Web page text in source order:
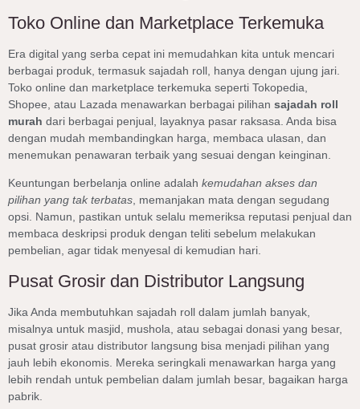
Toko Online dan Marketplace Terkemuka
Era digital yang serba cepat ini memudahkan kita untuk mencari
berbagai produk, termasuk sajadah roll, hanya dengan ujung jari.
Toko online dan marketplace terkemuka seperti Tokopedia,
Shopee, atau Lazada menawarkan berbagai pilihan sajadah roll
murah dari berbagai penjual, layaknya pasar raksasa. Anda bisa
dengan mudah membandingkan harga, membaca ulasan, dan
menemukan penawaran terbaik yang sesuai dengan keinginan.
Keuntungan berbelanja online adalah kemudahan akses dan
pilihan yang tak terbatas , memanjakan mata dengan segudang
opsi. Namun, pastikan untuk selalu memeriksa reputasi penjual dan
membaca deskripsi produk dengan teliti sebelum melakukan
pembelian, agar tidak menyesal di kemudian hari.
Pusat Grosir dan Distributor Langsung
Jika Anda membutuhkan sajadah roll dalam jumlah banyak,
misalnya untuk masjid, mushola, atau sebagai donasi yang besar,
pusat grosir atau distributor langsung bisa menjadi pilihan yang
jauh lebih ekonomis. Mereka seringkali menawarkan harga yang
lebih rendah untuk pembelian dalam jumlah besar, bagaikan harga
pabrik.